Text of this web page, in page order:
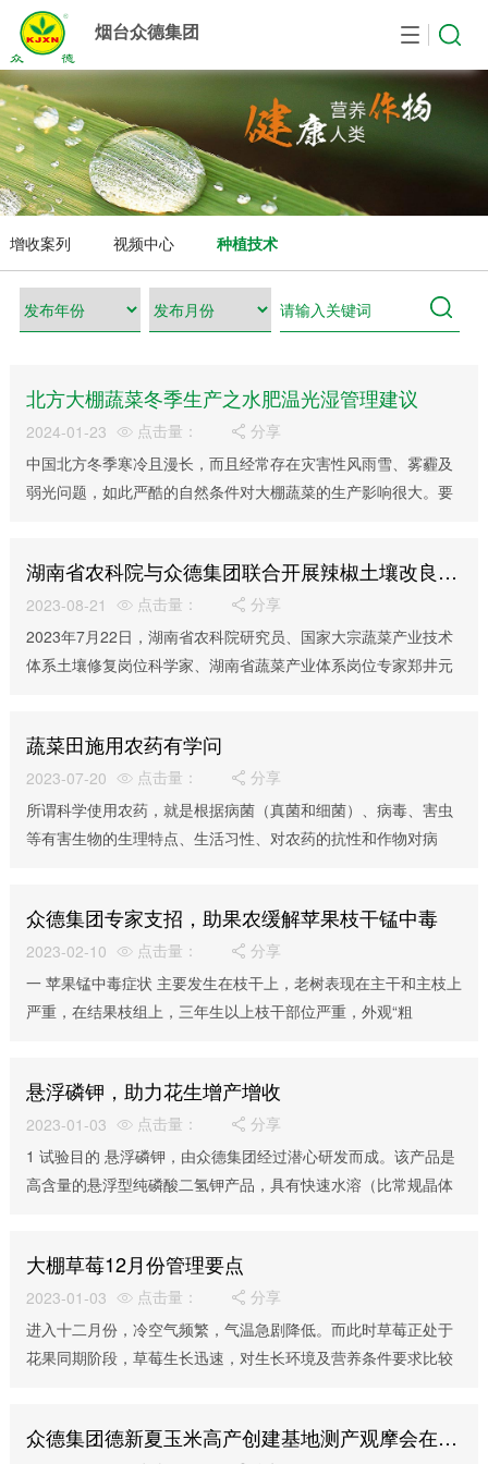
烟台众德集团
首页
众德集团
集团简介
麾下子公司
发展历程
企业文化
资质荣誉
作物中心
果树管理方案
蔬菜管理方案
大田作物管理方案
农业服务
增收案列
视频中心
种植技术
产品中心
众德肥料
农业设备
众德庄园
贸易产品
检验报告
新闻资讯
公司新闻
合作研发
国际合作
产品研发
生产技术
人力资源
人力政策
职位招聘
简历投递
增收案列
视频中心 种植技术
北方大棚蔬菜冬季生产之水肥温光湿管理建议
2024-01-23  点击量：  分享
中国北方冬季寒冷且漫长，而且经常存在灾害性风雨雪、雾霾及
弱光问题，如此严酷的自然条件对大棚蔬菜的生产影响很大。要
湖南省农科院与众德集团联合开展辣椒土壤改良试验项目
2023-08-21  点击量：  分享
2023年7月22日，湖南省农科院研究员、国家大宗蔬菜产业技术
体系土壤修复岗位科学家、湖南省蔬菜产业体系岗位专家郑井元
蔬菜田施用农药有学问
2023-07-20  点击量：  分享
所谓科学使用农药，就是根据病菌（真菌和细菌）、病毒、害虫
等有害生物的生理特点、生活习性、对农药的抗性和作物对病
众德集团专家支招，助果农缓解苹果枝干锰中毒
2023-02-10  点击量：  分享
一 苹果锰中毒症状 主要发生在枝干上，老树表现在主干和主枝上
严重，在结果枝组上，三年生以上枝干部位严重，外观“粗
悬浮磷钾，助力花生增产增收
2023-01-03  点击量：  分享
1 试验目的 悬浮磷钾，由众德集团经过潜心研发而成。该产品是
高含量的悬浮型纯磷酸二氢钾产品，具有快速水溶（比常规晶体
大棚草莓12月份管理要点
2023-01-03  点击量：  分享
进入十二月份，冷空气频繁，气温急剧降低。而此时草莓正处于
花果同期阶段，草莓生长迅速，对生长环境及营养条件要求比较
众德集团德新夏玉米高产创建基地测产观摩会在河北曲周召开